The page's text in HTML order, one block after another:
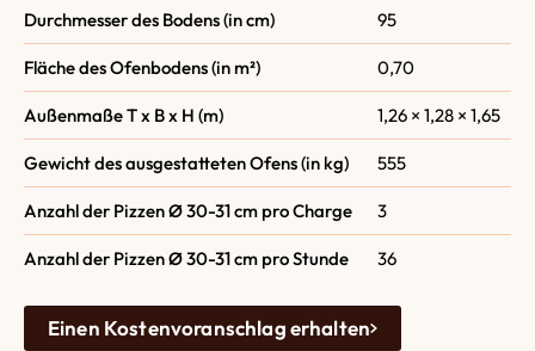
Durchmesser des Bodens (in cm) 95
Fläche des Ofenbodens (in m²) 0,70
Außenmaße T x B x H (m) 1,26 × 1,28 × 1,65
Gewicht des ausgestatteten Ofens (in kg) 555
Anzahl der Pizzen Ø 30-31 cm pro Charge 3
Anzahl der Pizzen Ø 30-31 cm pro Stunde 36
Einen Kostenvoranschlag erhalten